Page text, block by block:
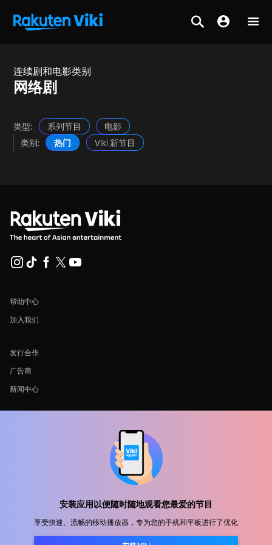
安装应用以便随时随地观看您最爱的节目
享受快速、流畅的移动播放器，专为您的手机和平板进行了优化
连续剧和电影类别
网络剧
类型: 系列节目
电影
类别:
热门 Viki 新节目
帮助中心
加入我们
发行合作
广告商
新闻中心